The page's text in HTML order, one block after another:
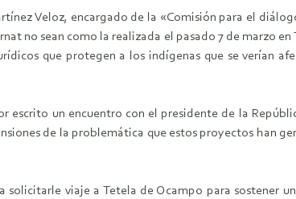
Veloz, encargado de la «Comisión para el
no sean como la realizada el pasado 7 de marzo
que protegen a los indígenas que se verían
escrito un encuentro con el presidente de la
de la problemática que estos proyectos han
viaje a Tetela de Ocampo para sostener